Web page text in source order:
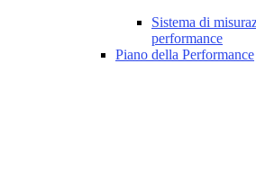
Sistema di
performance
Piano della Performance